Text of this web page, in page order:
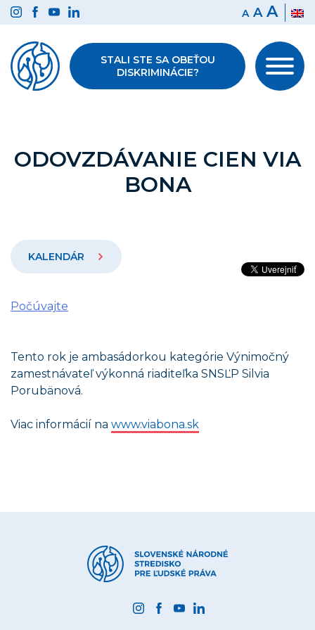
Preskočiť
na
obsah
A A A
STALI STE SA OBEŤOU
DISKRIMINÁCIE?
ODOVZDÁVANIE CIEN VIA
BONA
KALENDÁR
Počúvajte
Tento rok je ambasádorkou kategórie Výnimočný
zamestnávateľ výkonná riaditeľka SNSĽP Silvia
Porubänová.
Viac informácií na www.viabona.sk